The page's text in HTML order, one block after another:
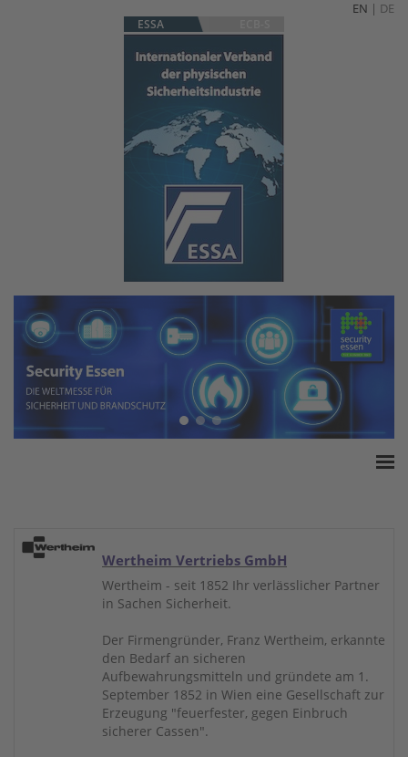
EN | DE
ESSA
White Paper
Versicherungssummen
Wertheim Vertriebs GmbH
Wertheim - seit 1852 Ihr verlässlicher Partner
in Sachen Sicherheit.
Der Firmengründer, Franz Wertheim, erkannte
den Bedarf an sicheren
Aufbewahrungsmitteln und gründete am 1.
September 1852 in Wien eine Gesellschaft zur
Erzeugung "feuerfester, gegen Einbruch
sicherer Cassen".